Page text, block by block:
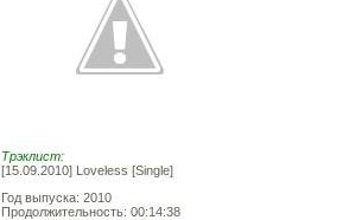
Трэклист:
[15.09.2010] Loveless [Single]
Год выпуска: 2010
Продолжительность: 00:14:38